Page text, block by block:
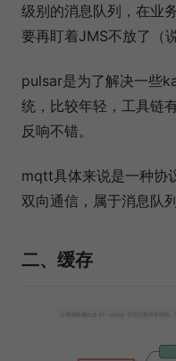
级别的消息队列，在业
要再盯着JMS不放了（
pulsar是为了解决一些
统，比较年轻，工具链
反响不错。
mqtt具体来说是一种协
双向通信，属于消息队列
二、缓存